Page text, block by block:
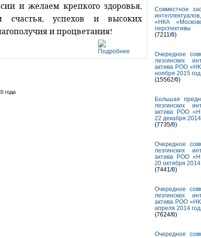
и желаем крепкого здоровья,
счастья, успехов и высоких
и процветания!
года
Совместное
«НКА
перспективы
(7211/0)
Очередное
лезгинских
актива РОО
ноября 2015
(15562/0)
Большая
лезгинских
актива РОО
22 декабря
(7735/0)
Очередное
лезгинских
актива РОО
20 октября 2014
(7441/0)
Очередное
лезгинских
актива РОО
апреля 2014
(7624/0)
Очередное